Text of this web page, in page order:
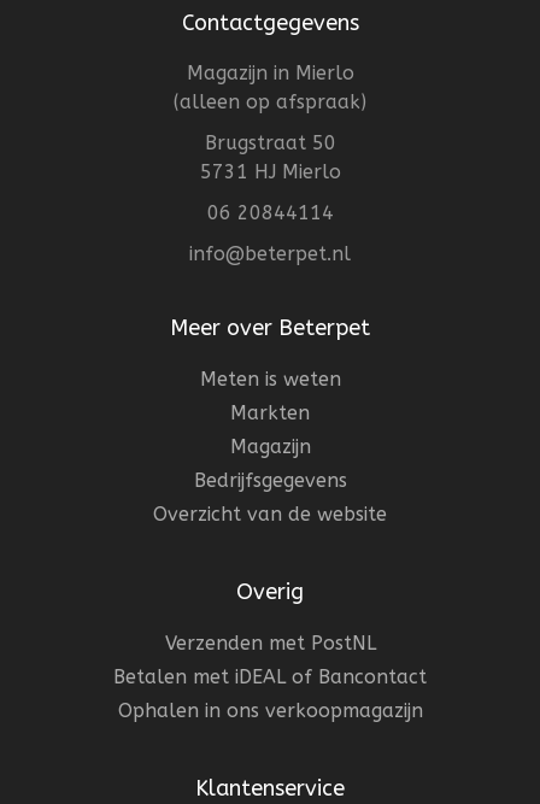
Contactgegevens
Magazijn in Mierlo
(alleen op afspraak)
Brugstraat 50
5731 HJ Mierlo
06 20844114
info@beterpet.nl
Meer over Beterpet
Meten is weten
Markten
Magazijn
Bedrijfsgegevens
Overzicht van de website
Overig
Verzenden met PostNL
Betalen met iDEAL of Bancontact
Ophalen in ons verkoopmagazijn
Klantenservice